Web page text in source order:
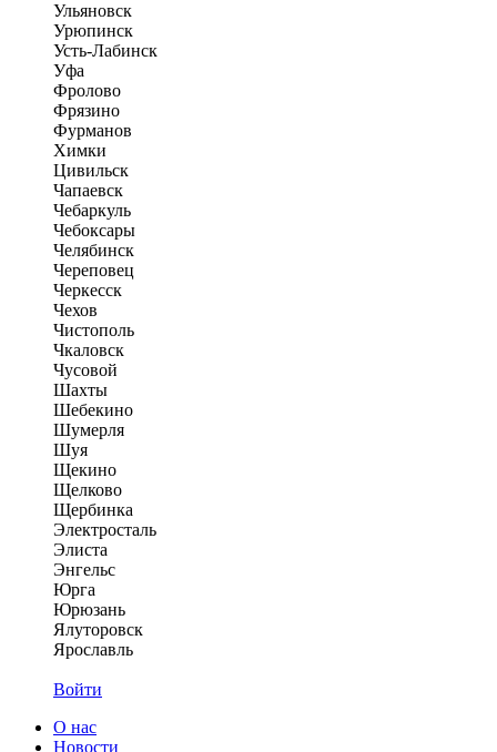
Ульяновск
Урюпинск
Усть-Лабинск
Уфа
Фролово
Фрязино
Фурманов
Химки
Цивильск
Чапаевск
Чебаркуль
Чебоксары
Челябинск
Череповец
Черкесск
Чехов
Чистополь
Чкаловск
Чусовой
Шахты
Шебекино
Шумерля
Шуя
Щекино
Щелково
Щербинка
Электросталь
Элиста
Энгельс
Юрга
Юрюзань
Ялуторовск
Ярославль
Войти
О нас
Новости